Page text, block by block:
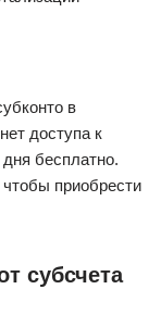
в
доступа к
бесплатно.
приобрести
субсчета